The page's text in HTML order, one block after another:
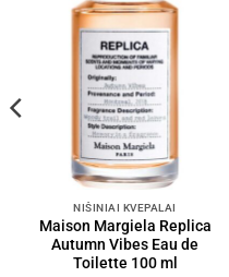
NIŠINIAI KVEPALAI
Maison Margiela Replica
Autumn Vibes Eau de
Toilette 100 ml